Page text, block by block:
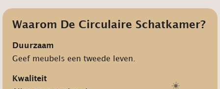
Waarom De Circulaire Schatkamer?
Duurzaam
Geef meubels een tweede leven.
Kwaliteit
☀️